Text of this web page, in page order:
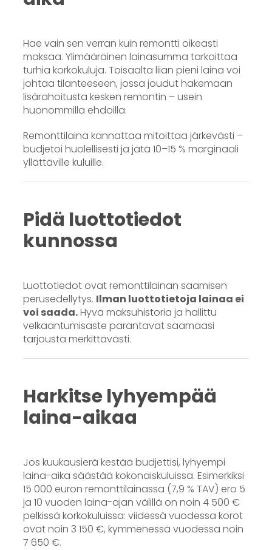
Hae vain sen verran kuin remontti oikeasti
maksaa. Ylimääräinen lainasumma tarkoittaa
turhia korkokuluja. Toisaalta liian pieni laina voi
johtaa tilanteeseen, jossa joudut hakemaan
lisärahoitusta kesken remontin – usein
huonommilla ehdoilla.
Remonttilaina kannattaa mitoittaa järkevästi –
budjetoi huolellisesti ja jätä 10–15 % marginaali
yllättäville kuluille.
Pidä luottotiedot
kunnossa
Luottotiedot ovat remonttilainan saamisen
perusedellytys. Ilman luottotietoja lainaa ei
voi saada.Hyvä maksuhistoria ja hallittu
velkaantumisaste parantavat saamaasi
tarjousta merkittävästi.
Harkitse lyhyempää
laina-aikaa
Jos kuukausierä kestää budjettisi, lyhyempi
laina-aika säästää kokonaiskuluissa. Esimerkiksi
15 000 euron remonttilainassa (7,9 % TAV) ero 5
ja 10 vuoden laina-ajan välillä on noin 4 500 €
pelkissä korkokuluissa: viidessä vuodessa korot
ovat noin 3 150 €, kymmenessä vuodessa noin
7 650 €.